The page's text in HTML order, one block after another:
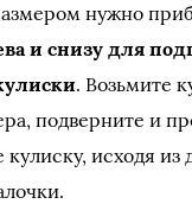
нужно
и снизу для
. Возьмите
подверните и
кулиску, исходя из